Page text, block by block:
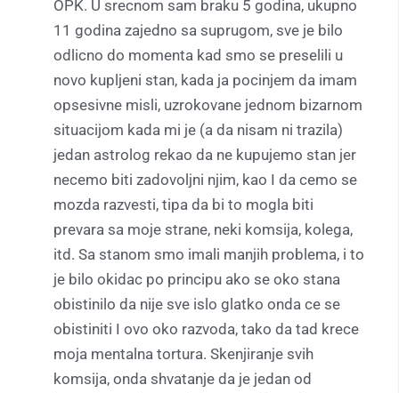
OPK. U srecnom sam braku 5 godina, ukupno
11 godina zajedno sa suprugom, sve je bilo
odlicno do momenta kad smo se preselili u
novo kupljeni stan, kada ja pocinjem da imam
opsesivne misli, uzrokovane jednom bizarnom
situacijom kada mi je (a da nisam ni trazila)
jedan astrolog rekao da ne kupujemo stan jer
necemo biti zadovoljni njim, kao I da cemo se
mozda razvesti, tipa da bi to mogla biti
prevara sa moje strane, neki komsija, kolega,
itd. Sa stanom smo imali manjih problema, i to
je bilo okidac po principu ako se oko stana
obistinilo da nije sve islo glatko onda ce se
obistiniti I ovo oko razvoda, tako da tad krece
moja mentalna tortura. Skenjiranje svih
komsija, onda shvatanje da je jedan od